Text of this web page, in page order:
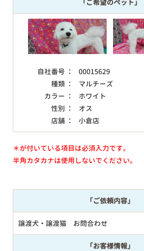
「ご希望のペット」
自社番号 ：
00015629
種類 ：
マルチーズ
カラー ：
ホワイト
性別 ：
オス
店舗 ：
小倉店
＊が付いている項目は必須入力です。
半角カタカナは使用しないでください。
「ご依頼内容」
譲渡犬・譲渡猫 お問合わせ
「お客様情報」